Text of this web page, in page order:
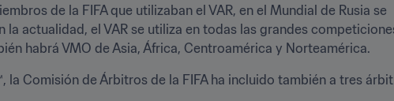
de la FIFA que utilizaban el VAR, en el Mundial de Rusia se
actualidad, el VAR se utiliza en todas las grandes
habrá VMO de Asia, África, Centroamérica y Norteamérica.
la Comisión de Árbitros de la FIFA ha incluido también a tres